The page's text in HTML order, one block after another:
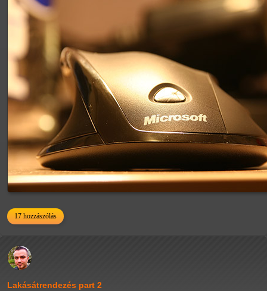
17 hozzászólás
Lakásátrendezés part 2